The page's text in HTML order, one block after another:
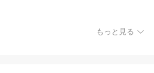
もっと見る